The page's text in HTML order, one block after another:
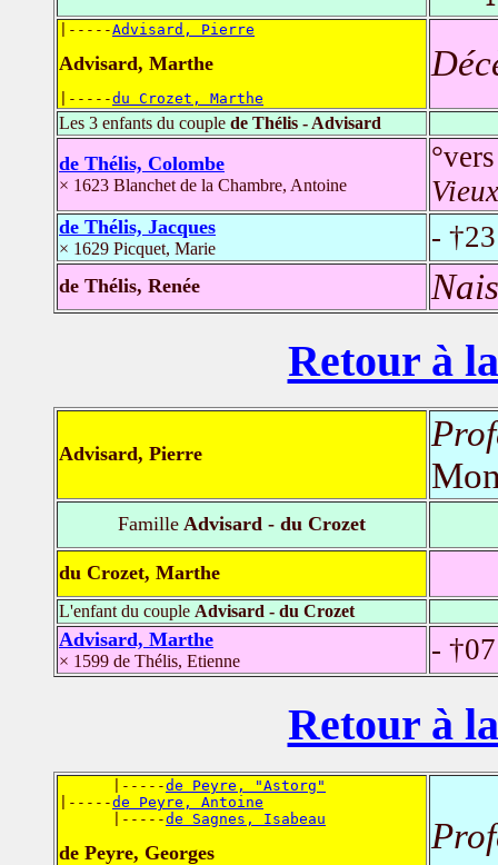
|-----Advisard, Pierre
Advisard, Marthe
|-----du Crozet, Marthe
Les 3 enfants du couple de Thélis - Advisard
de Thélis, Colombe
× 1623 Blanchet de la Chambre, Antoine
de Thélis, Jacques
× 1629 Picquet, Marie -
de Thélis, Renée
Retour à
Advisard, Pierre
Famille Advisard - du Crozet
du Crozet, Marthe
L'enfant du couple Advisard - du Crozet
Advisard, Marthe
× 1599 de Thélis, Etienne -
Retour à
      |-----
de Peyre, "Astorg"
|-----de Peyre, Antoine
      |-----
de Sagnes, Isabeau
de Peyre, Georges